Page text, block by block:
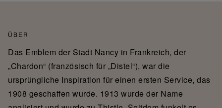
ÜBER
Das Emblem der Stadt Nancy in Frankreich, der
„Chardon“ (französisch für „Distel“), war die
ursprüngliche Inspiration für einen ersten Service, das
1908 geschaffen wurde. 1913 wurde der Name